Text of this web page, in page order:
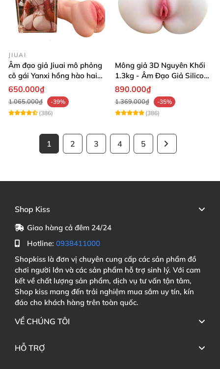
JIUAI
Âm đạo giả Jiuai mô phỏng
cô gái Yanxi hồng hào hai
lỗ bướm giả cầm tay 610g
650.000₫
1.065.000₫
-39%
(386)
Mông giả 3D Nguyên Khối
1.3kg - Âm Đạo Giả Silicon
Siêu Mềm 2 Lỗ Nằm Ngửa
890.000₫
1.369.000₫
-35%
(386)
1 2 3 4 5
Shop Kiss
Giao hàng cả đêm 24/24
Hotline: 0938411000
Shopkiss là đơn vị chuyên cung cấp các sản phẩm đồ
chơi người lớn và các sản phẩm hỗ trợ sinh lý. Với cam
kết về chất lượng sản phẩm, dịch vụ tư vấn tận tâm,
Shop kiss mang đến trải nghiệm mua sắm uy tín, kín
đáo cho khách hàng trên toàn quốc.
VỀ CHÚNG TÔI
HỖ TRỢ